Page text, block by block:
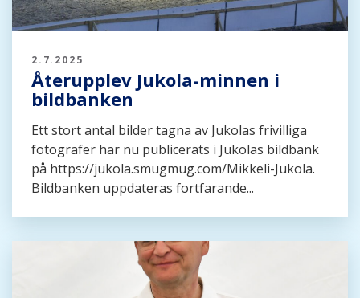
2.7.2025
Återupplev Jukola-minnen i
bildbanken
Ett stort antal bilder tagna av Jukolas frivilliga
fotografer har nu publicerats i Jukolas bildbank
på https://jukola.smugmug.com/Mikkeli-Jukola.
Bildbanken uppdateras fortfarande...